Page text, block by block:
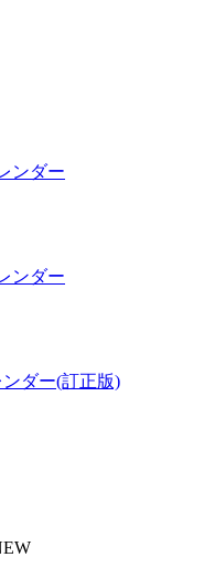
ンダー
ンダー
ダー(訂正版)